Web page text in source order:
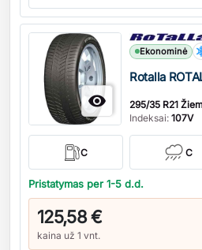

Ekonominė
Rotalla
295/35 R21
Indeksai: 107V
C C
Pristatymas per 1-5 d.d.
125,58 €
kaina už 1 vnt.
Kiekis